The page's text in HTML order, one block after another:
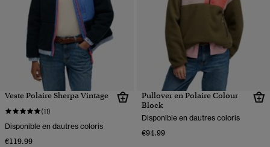
Veste Polaire Sherpa Vintage
(11)
Disponible en dautres coloris
€119.99
Pullover en Polaire Colour
Block
Disponible en dautres coloris
€94.99